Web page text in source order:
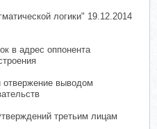
логики" 19.12.2014
в адрес оппонента
отвержение выводом
третьим лицам